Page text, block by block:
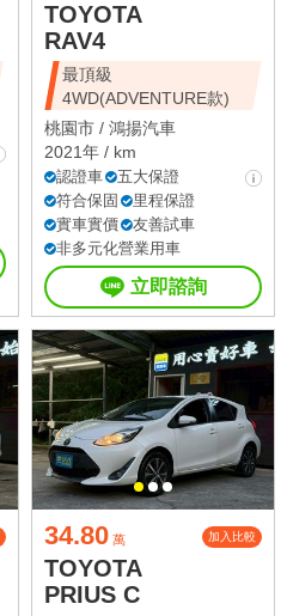
TOYOTA
RAV4
最頂級
4WD(ADVENTURE款)
桃園市 / 鴻揚汽車
2021年 / km
認證車
五大保證
符合保固
里程保證
實車實價
友善試車
非多元化營業用車
立即諮詢
34.80 萬 加入比較
TOYOTA
PRIUS C